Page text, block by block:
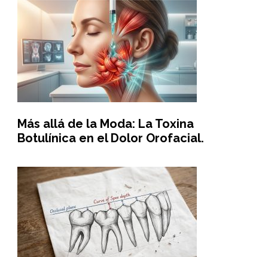
Más allá de la Moda: La Toxina
Botulínica en el Dolor Orofacial.